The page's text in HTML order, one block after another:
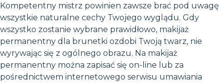
Kompetentny mistrz powinien zawsze brać pod uwagę
wszystkie naturalne cechy Twojego wyglądu. Gdy
wszystko zostanie wybrane prawidłowo, makijaż
permanentny dla brunetki ozdobi Twoją twarz, nie
wyrywając się z ogólnego obrazu. Na makijaż
permanentny można zapisać się on-line lub za
pośrednictwem internetowego serwisu umawiania